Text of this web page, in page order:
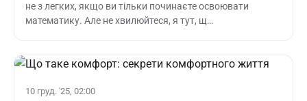
не з легких, якщо ви тільки починаєте освоювати
математику. Але не хвилюйтеся, я тут, щ…
10 груд. '25, 02:00